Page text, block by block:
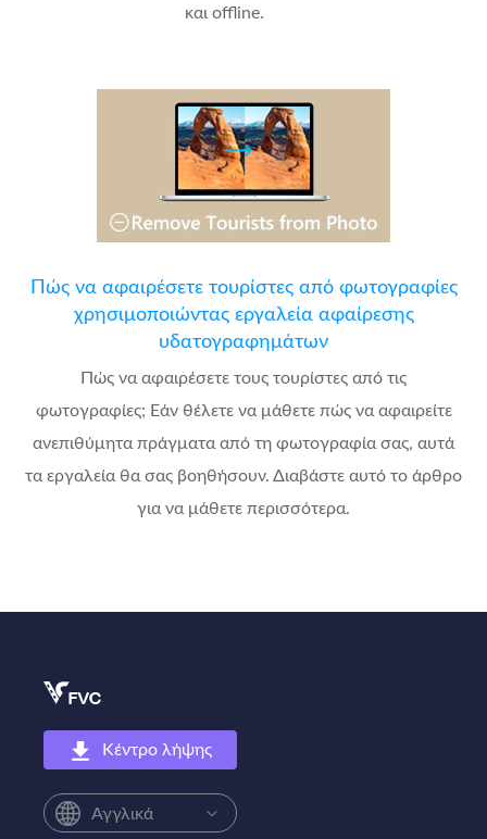
και offline.
Πώς να αφαιρέσετε τουρίστες από φωτογραφίες
χρησιμοποιώντας εργαλεία αφαίρεσης
υδατογραφημάτων
Πώς να αφαιρέσετε τους τουρίστες από τις
φωτογραφίες; Εάν θέλετε να μάθετε πώς να αφαιρείτε
ανεπιθύμητα πράγματα από τη φωτογραφία σας, αυτά
τα εργαλεία θα σας βοηθήσουν. Διαβάστε αυτό το άρθρο
για να μάθετε περισσότερα.
Κέντρο λήψης
Αγγλικά